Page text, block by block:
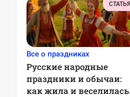
СТАТЬЯ
Все о праздниках
Русские народные
праздники и обычаи:
как жила и веселилась